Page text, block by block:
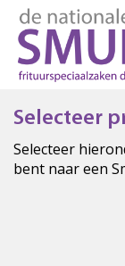
Selecteer
Selecteer
bent naar een